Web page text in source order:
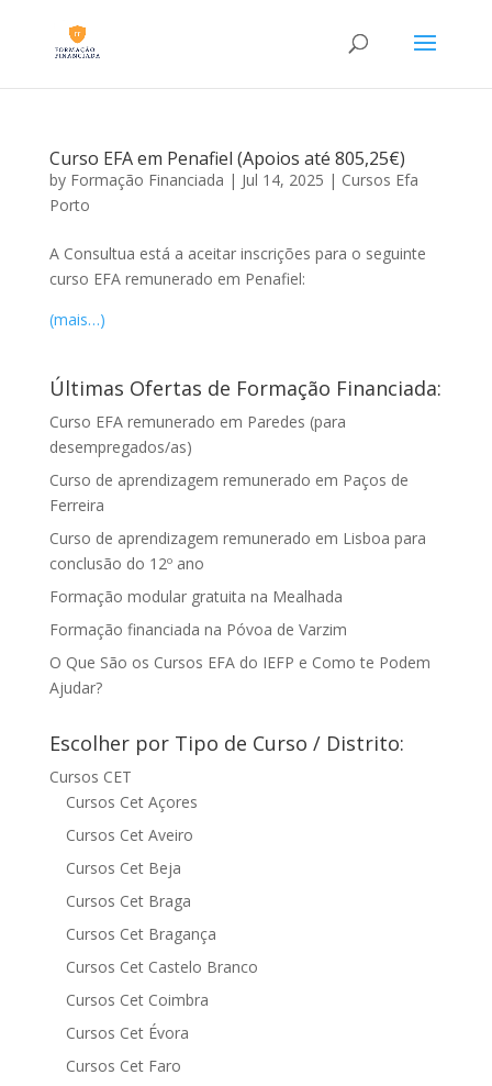
Curso EFA em Penafiel (Apoios até 805,25€)
by Formação Financiada | Jul 14, 2025 | Cursos Efa
Porto
A Consultua está a aceitar inscrições para o seguinte
curso EFA remunerado em Penafiel:
(mais…)
Últimas Ofertas de Formação Financiada:
Curso EFA remunerado em Paredes (para
desempregados/as)
Curso de aprendizagem remunerado em Paços de
Ferreira
Curso de aprendizagem remunerado em Lisboa para
conclusão do 12º ano
Formação modular gratuita na Mealhada
Formação financiada na Póvoa de Varzim
O Que São os Cursos EFA do IEFP e Como te Podem
Ajudar?
Escolher por Tipo de Curso / Distrito:
Cursos CET
Cursos Cet Açores
Cursos Cet Aveiro
Cursos Cet Beja
Cursos Cet Braga
Cursos Cet Bragança
Cursos Cet Castelo Branco
Cursos Cet Coimbra
Cursos Cet Évora
Cursos Cet Faro